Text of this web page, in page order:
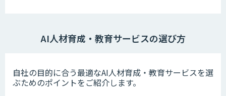
AI人材育成・教育サービスの選び方
自社の目的に合う最適なAI人材育成・教育サービスを選
ぶためのポイントをご紹介します。